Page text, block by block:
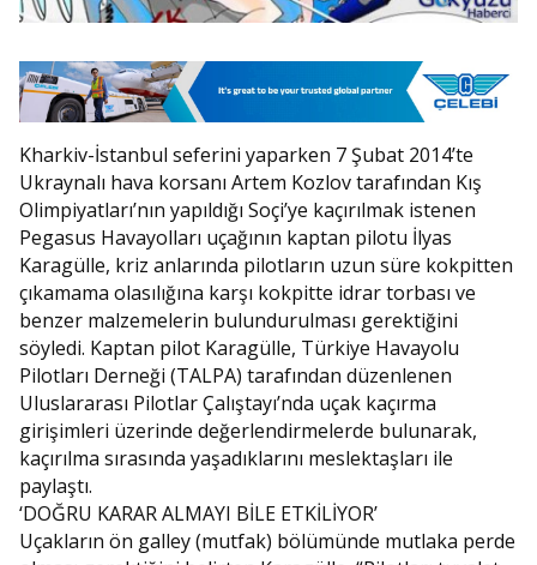
Kharkiv-İstanbul seferini yaparken 7 Şubat 2014’te
Ukraynalı hava korsanı Artem Kozlov tarafından Kış
Olimpiyatları’nın yapıldığı Soçi’ye kaçırılmak istenen
Pegasus Havayolları uçağının kaptan pilotu İlyas
Karagülle, kriz anlarında pilotların uzun süre kokpitten
çıkamama olasılığına karşı kokpitte idrar torbası ve
benzer malzemelerin bulundurulması gerektiğini
söyledi. Kaptan pilot Karagülle, Türkiye Havayolu
Pilotları Derneği (TALPA) tarafından düzenlenen
Uluslararası Pilotlar Çalıştayı’nda uçak kaçırma
girişimleri üzerinde değerlendirmelerde bulunarak,
kaçırılma sırasında yaşadıklarını meslektaşları ile
paylaştı.
‘DOĞRU KARAR ALMAYI BİLE ETKİLİYOR’
Uçakların ön galley (mutfak) bölümünde mutlaka perde